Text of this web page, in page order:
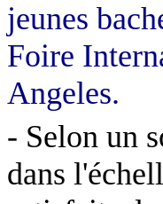
jeunes
Foire
Angeles.
- Selon un
dans